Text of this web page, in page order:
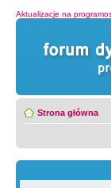
Aktualizacje na
Strona główna